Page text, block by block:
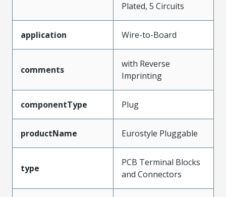
Plated, 5 Circuits
application Wire-to-Board
comments
with Reverse
Imprinting
componentType Plug
productName Eurostyle Pluggable
type
PCB Terminal Blocks
and Connectors